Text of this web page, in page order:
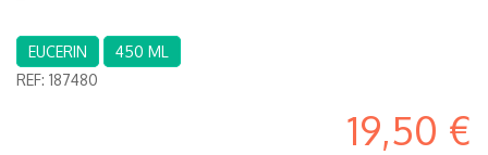
EUCERIN
450 ML
REF: 187480
19,50 €